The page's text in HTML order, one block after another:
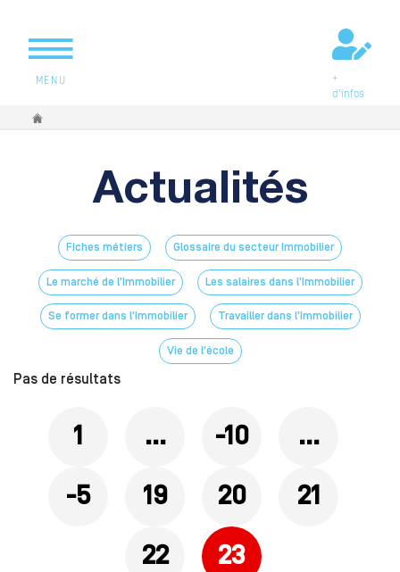
MENU
+
d'infos
Vous êtes ici
Actualités
Fiches métiers Glossaire du secteur Immobilier
Le marché de l'Immobilier Les salaires dans l'Immobilier
Se former dans l'Immobilier Travailler dans l'Immobilier
Vie de l'école
Pas de résultats
Pages
1 … -10
…
-5
19 20
21
22
23